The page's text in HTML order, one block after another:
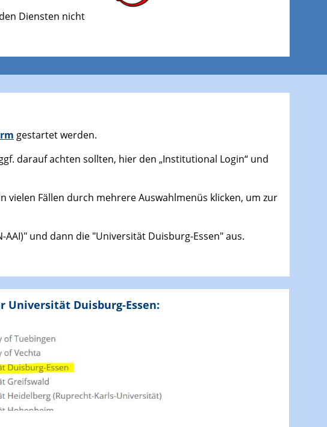
Diensten nicht
gestartet werden.
darauf achten sollten, hier den „Institutional Login“ und
Fällen durch mehrere Auswahlmenüs klicken, um zur
und dann die "Universität Duisburg-Essen" aus.
Universität Duisburg-Essen: